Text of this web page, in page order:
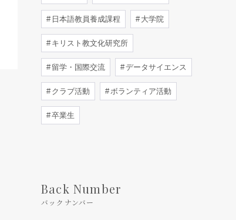
日本語教員養成課程 大学院
キリスト教文化研究所
留学・国際交流 データサイエンス
クラブ活動 ボランティア活動
卒業生
Back Number
バックナンバー